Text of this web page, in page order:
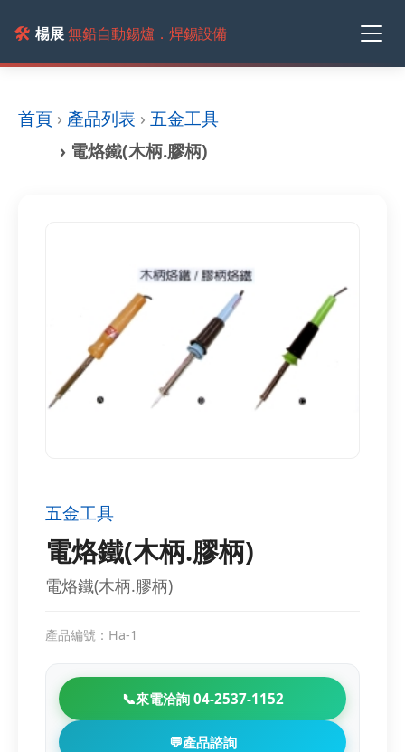
🛠️ 楊展無鉛自動錫爐．焊錫設備
首頁 › 產品列表 › 五金工具
› 電烙鐵(木柄.膠柄)
五金工具
電烙鐵(木柄.膠柄)
電烙鐵(木柄.膠柄)
產品編號：Ha-1
📞來電洽詢 04-2537-1152
💬產品諮詢